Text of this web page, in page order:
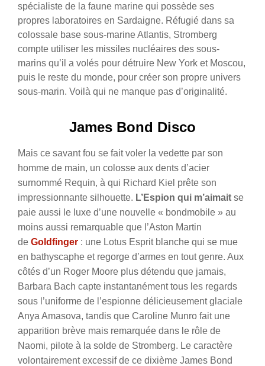
spécialiste de la faune marine qui possède ses
propres laboratoires en Sardaigne. Réfugié dans sa
colossale base sous-marine Atlantis, Stromberg
compte utiliser les missiles nucléaires des sous-
marins qu’il a volés pour détruire New York et Moscou,
puis le reste du monde, pour créer son propre univers
sous-marin. Voilà qui ne manque pas d’originalité.
James Bond Disco
Mais ce savant fou se fait voler la vedette par son
homme de main, un colosse aux dents d’acier
surnommé Requin, à qui Richard Kiel prête son
impressionnante silhouette. L’Espion qui m’aimait se
paie aussi le luxe d’une nouvelle « bondmobile » au
moins aussi remarquable que l’Aston Martin
de Goldfinger : une Lotus Esprit blanche qui se mue
en bathyscaphe et regorge d’armes en tout genre. Aux
côtés d’un Roger Moore plus détendu que jamais,
Barbara Bach capte instantanément tous les regards
sous l’uniforme de l’espionne délicieusement glaciale
Anya Amasova, tandis que Caroline Munro fait une
apparition brève mais remarquée dans le rôle de
Naomi, pilote à la solde de Stromberg. Le caractère
volontairement excessif de ce dixième James Bond